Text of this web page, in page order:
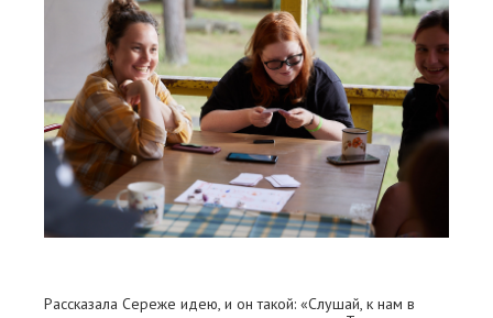
Рассказала Сереже идею, и он такой: «Слушай, к нам в